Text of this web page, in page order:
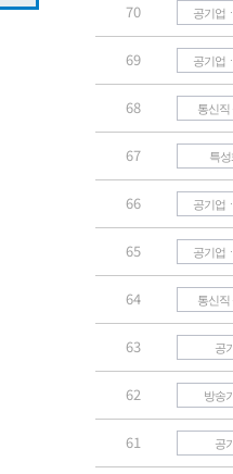
70 공기업
69 공기업
68 통신직
67 특성
66 공기업
65 공기업
64 통신직
63 공
62 방송
61 공